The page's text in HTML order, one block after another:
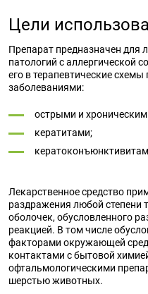
Цели
Препарат предназначен для
патологий с аллергической
его в терапевтические
заболеваниями:
острыми и
кератитами;
Лекарственное средство
раздражения любой степени
оболочек, обусловленного
реакцией. В том числе
факторами окружающей
контактами с бытовой
офтальмологическими
шерстью животных.